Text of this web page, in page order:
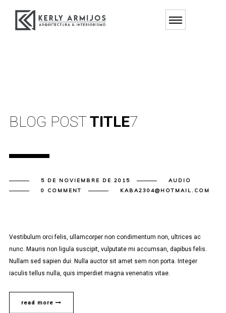
BLOG POSTTITLE7
5 DE NOVIEMBRE DE 2015
AUDIO
0 COMMENT
KABA2304@HOTMAIL.COM
Vestibulum orci felis, ullamcorper non condimentum non, ultrices ac
nunc. Mauris non ligula suscipit, vulputate mi accumsan, dapibus felis.
Nullam sed sapien dui. Nulla auctor sit amet sem non porta. Integer
iaculis tellus nulla, quis imperdiet magna venenatis vitae.
read more